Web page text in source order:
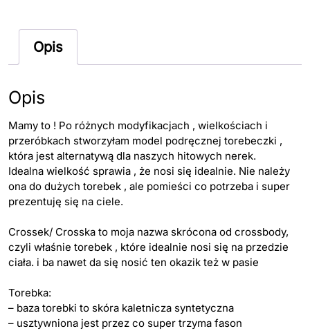
Opis
Opis
Mamy to ! Po różnych modyfikacjach , wielkościach i
przeróbkach stworzyłam model podręcznej torebeczki ,
która jest alternatywą dla naszych hitowych nerek.
Idealna wielkość sprawia , że nosi się idealnie. Nie należy
ona do dużych torebek , ale pomieści co potrzeba i super
prezentuję się na ciele.
Crossek/ Crosska to moja nazwa skrócona od crossbody,
czyli właśnie torebek , które idealnie nosi się na przedzie
ciała. i ba nawet da się nosić ten okazik też w pasie
Torebka:
– baza torebki to skóra kaletnicza syntetyczna
– usztywniona jest przez co super trzyma fason